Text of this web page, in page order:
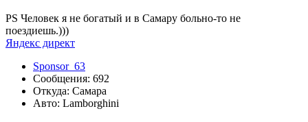
PS Человек я не богатый и в Самару больно-то не
поездиешь.)))
Яндекс директ
Sponsor_63
Сообщения: 692
Откуда: Самара
Авто: Lamborghini